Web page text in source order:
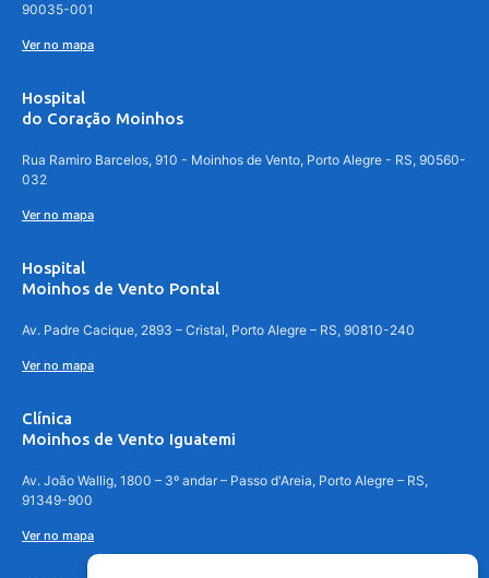
90035-001
Ver no mapa
Hospital
do Coração Moinhos
Rua Ramiro Barcelos, 910 - Moinhos de Vento, Porto Alegre - RS, 90560-
032
Ver no mapa
Hospital
Moinhos de Vento Pontal
Av. Padre Cacique, 2893 – Cristal, Porto Alegre – RS, 90810-240
Ver no mapa
Clínica
Moinhos de Vento Iguatemi
Av. João Wallig, 1800 – 3º andar – Passo d'Areia, Porto Alegre – RS,
91349-900
Ver no mapa